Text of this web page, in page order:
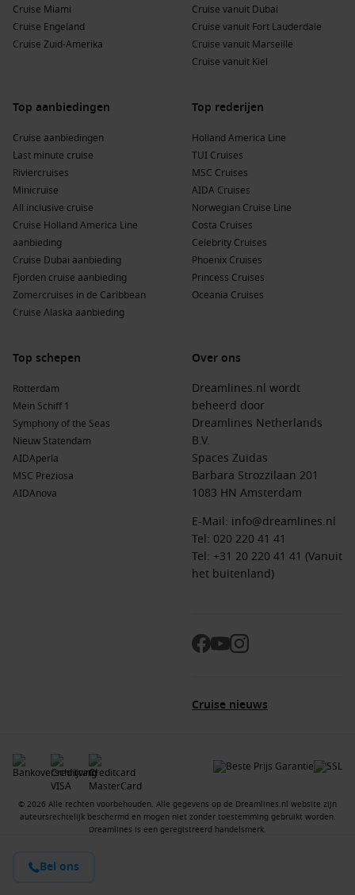
Bel ons
Cruise Miami
Cruise Engeland
Cruise Zuid-Amerika
Cruise vanuit Dubai
Cruise vanuit Fort Lauderdale
Cruise vanuit Marseille
Cruise vanuit Kiel
Top aanbiedingen
Cruise aanbiedingen
Last minute cruise
Riviercruises
Minicruise
All inclusive cruise
Cruise Holland America Line
aanbieding
Cruise Dubai aanbieding
Fjorden cruise aanbieding
Zomercruises in de Caribbean
Cruise Alaska aanbieding
Top rederijen
Holland America Line
TUI Cruises
MSC Cruises
AIDA Cruises
Norwegian Cruise Line
Costa Cruises
Celebrity Cruises
Phoenix Cruises
Princess Cruises
Oceania Cruises
Top schepen
Rotterdam
Mein Schiff 1
Symphony of the Seas
Nieuw Statendam
AIDAperla
MSC Preziosa
AIDAnova
Over ons
Dreamlines.nl wordt
beheerd door
Dreamlines Netherlands
B.V.
Spaces Zuidas
Barbara Strozzilaan 201
1083 HN Amsterdam
E-Mail: info@dreamlines.nl
Tel: 020 220 41 41
Tel: +31 20 220 41 41 (Vanuit
het buitenland)
Cruise nieuws
© 2026 Alle rechten voorbehouden. Alle gegevens op de Dreamlines.nl website zijn
auteursrechtelijk beschermd en mogen niet zonder toestemming gebruikt worden.
Dreamlines is een geregistreerd handelsmerk.
Contact